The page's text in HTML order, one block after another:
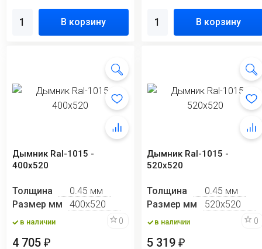
В корзину В корзину
Дымник Ral-1015 -
400х520
Толщина
0.45 мм
Размер мм
400х520
в наличии 0
4 705 ₽
Дымник Ral-1015 -
520х520
Толщина
0.45 мм
Размер мм
520х520
в наличии 0
5 319₽